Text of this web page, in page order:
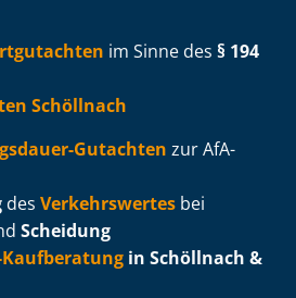
im Sinne des § 194
Schöllnach
Gutachten zur AfA-
des Verkehrswertes bei
Scheidung
in Schöllnach &